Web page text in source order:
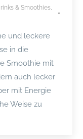
& Smoothies,
und leckere
in die
Smoothie mit
auch lecker
mit Energie
Weise zu